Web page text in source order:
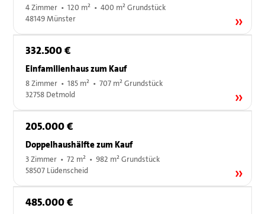
4 Zimmer • 120 m² • 400 m² Grundstück
48149 Münster
332.500 €
Einfamilienhaus zum Kauf
8 Zimmer • 185 m² • 707 m² Grundstück
32758 Detmold
205.000 €
Doppelhaushälfte zum Kauf
3 Zimmer • 72 m² • 982 m² Grundstück
58507 Lüdenscheid
485.000 €